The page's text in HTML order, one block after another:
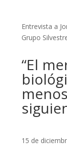
Entrevista a
Grupo
“El
15 de